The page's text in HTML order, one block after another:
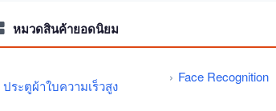
หมวดสินค้ายอดนิยม
ประตูผ้าใบความเร็วสูง
Face Recognition